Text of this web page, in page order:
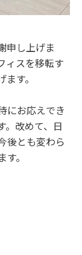
申し上げま
ィスを移転す
す。
にお応えでき
。改めて、日
後とも変わら
。